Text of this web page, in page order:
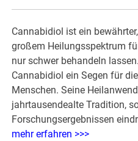
Cannabidiol ist ein
großem Heilungsspektrum
nur schwer behandeln
Cannabidiol ein Segen für
Menschen. Seine
jahrtausendealte Tradition,
Forschungsergebnissen
mehr erfahren >>>